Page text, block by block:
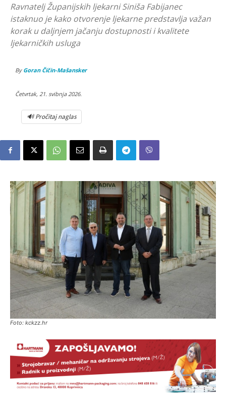
Ravnatelj Županijskih ljekarni Siniša Fabijanec
istaknuo je kako otvorenje ljekarne predstavlja važan
korak u daljnjem jačanju dostupnosti i kvalitete
ljekarničkih usluga
By Goran Čičin-Mašansker
Četvrtak, 21. svibnja 2026.
🔊 Pročitaj naglas
Foto: kckzz.hr